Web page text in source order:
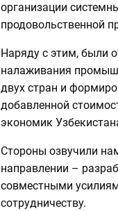
организации
продовольственной
Наряду с этим, были
налаживания
двух стран и
добавленной
экономик
Стороны озвучили
направлении –
совместными
сотрудничеству.